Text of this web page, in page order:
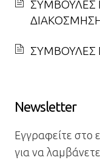
ΣΥΜΒΟΥΛΕΣ
ΣΥΜΒΟΥΛΕΣ
Newsletter
Εγγραφείτε στο
για να λαμβάνετε